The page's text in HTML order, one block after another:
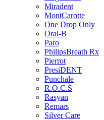
Miradent
MontCarotte
One Drop Only
Oral-B
Paro
PhilipsBreath Rx
Pierrot
PresiDENT
Punchale
R.O.C.S
Rasyan
Remars
Silver Care